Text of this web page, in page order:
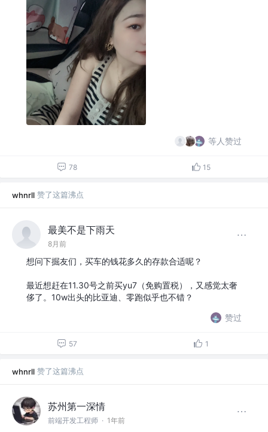
等人赞过
78 15
whnrll 赞了这篇沸点
最美不是下雨天
8月前
想问下掘友们，买车的钱花多久的存款合适呢？
最近想赶在11.30号之前买yu7（免购置税），又感觉太奢
侈了。10w出头的比亚迪、零跑似乎也不错？
赞过
57 1
whnrll 赞了这篇沸点
苏州第一深情
前端开发工程师 · 1年前